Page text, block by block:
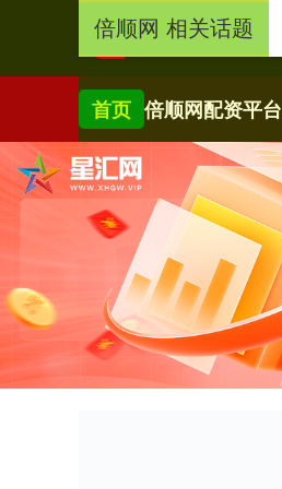
首页 倍顺网配资平台
倍顺网 相关话题